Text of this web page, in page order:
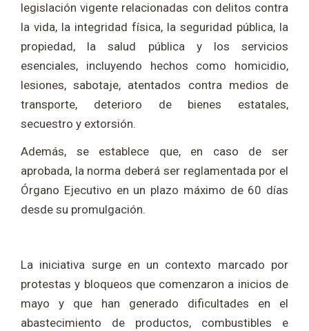
legislación vigente relacionadas con delitos contra
la vida, la integridad física, la seguridad pública, la
propiedad, la salud pública y los servicios
esenciales, incluyendo hechos como homicidio,
lesiones, sabotaje, atentados contra medios de
transporte, deterioro de bienes estatales,
secuestro y extorsión.
Además, se establece que, en caso de ser
aprobada, la norma deberá ser reglamentada por el
Órgano Ejecutivo en un plazo máximo de 60 días
desde su promulgación.
La iniciativa surge en un contexto marcado por
protestas y bloqueos que comenzaron a inicios de
mayo y que han generado dificultades en el
abastecimiento de productos, combustibles e